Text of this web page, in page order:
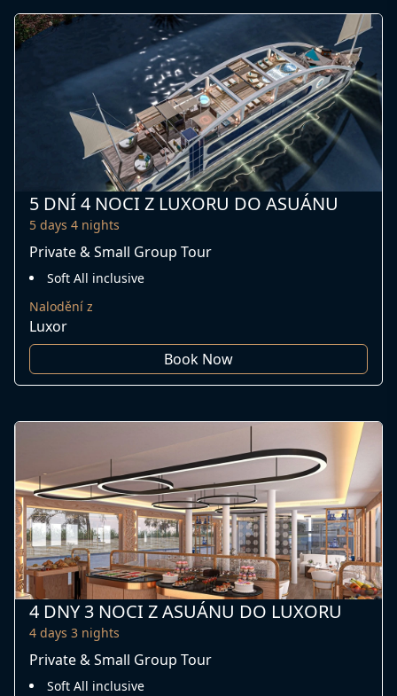
5 DNÍ 4 NOCI Z LUXORU DO ASUÁNU
5 days 4 nights
Private & Small Group Tour
Soft All inclusive
Nalodění z
Luxor
Book Now
4 DNY 3 NOCI Z ASUÁNU DO LUXORU
4 days 3 nights
Private & Small Group Tour
Soft All inclusive